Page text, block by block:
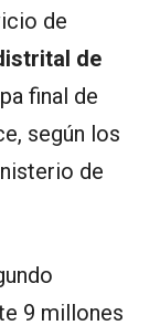
de
de
final de
según los
de
9 millones